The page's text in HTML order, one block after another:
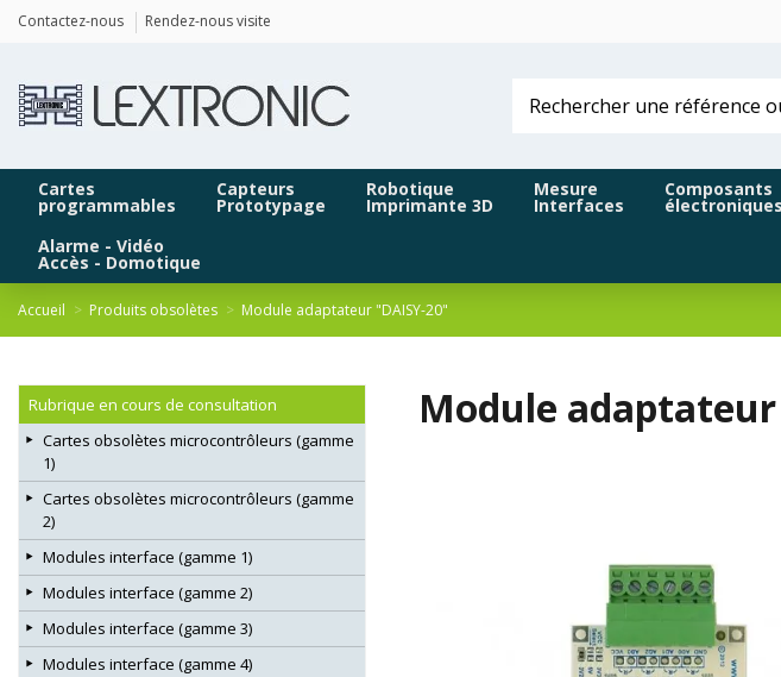
Contactez-nous Rendez-nous visite
Cartes
programmables
Capteurs
Prototypage
Robotique
Imprimante 3D
Mesure
Interfaces
Composants
électroniques
Alarme - Vidéo
Accès - Domotique
Accueil Produits obsolètes Module adaptateur "DAISY-20"
Module adaptateur
Rubrique en cours de consultation
Cartes obsolètes microcontrôleurs (gamme
1)
Cartes obsolètes microcontrôleurs (gamme
2)
Modules interface (gamme 1)
Modules interface (gamme 2)
Modules interface (gamme 3)
Modules interface (gamme 4)
Panneau de gestion des cookies